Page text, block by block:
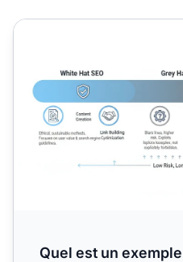
Quel est un exemple de
Quel est un exemple